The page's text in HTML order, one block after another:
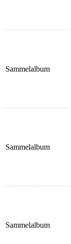
Sammelalbum
Sammelalbum
Sammelalbum